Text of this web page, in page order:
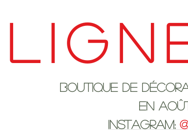
Boutique de décoration
EN AOûT DE
INSTAGRAM: